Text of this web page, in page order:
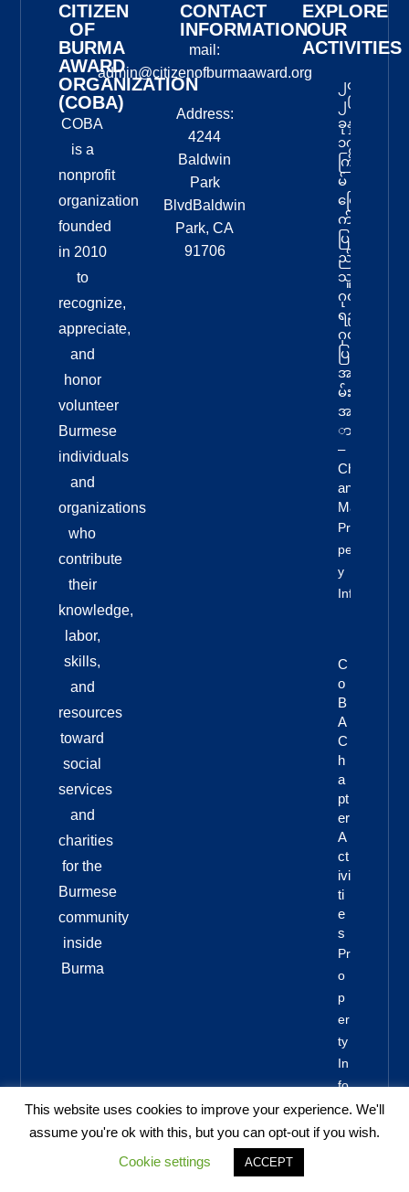
CITIZEN
OF
BURMA
AWARD
ORGANIZATION
(COBA)
COBA
is a
nonprofit
organization
founded
in 2010
to
recognize,
appreciate,
and
honor
volunteer
Burmese
individuals
and
organizations
who
contribute
their
knowledge,
labor,
skills,
and
resources
toward
social
services
and
charities
for the
Burmese
community
inside
Burma
CONTACT
INFORMATION
mail:
admin@citizenofburmaaward.org
Address:
4244
Baldwin
Park
BlvdBaldwin
Park, CA
91706
EXPLORE
OUR
ACTIVITIES
၂၀
၂၆
ခုနှစ်
၁၇
ကြိ
မ်
မြော
က်
ပြ
ည်
သူ့
ဂုဏ်
ရည်
ဂုဏ်
ပြုမှု
အခ
မ်း
အန
ား
–
Chi
Ang
Mai
Pro
Pert
Y
Info
C
O
B
A
C
H
A
Pt
Er
A
Ct
Ivi
Ti
E
S
Pr
O
P
Er
Ty
In
Fo
This website uses cookies to improve your experience. We'll
assume you're ok with this, but you can opt-out if you wish.
Cookie settings
ACCEPT